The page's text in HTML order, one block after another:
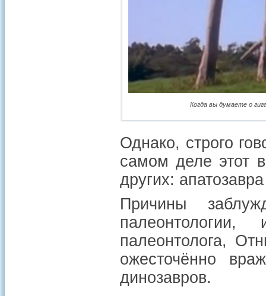
Когда вы думаете о
Однако, строго
самом деле этот
других:
Причины
палеонтолога,
ожесточённо
динозавров.